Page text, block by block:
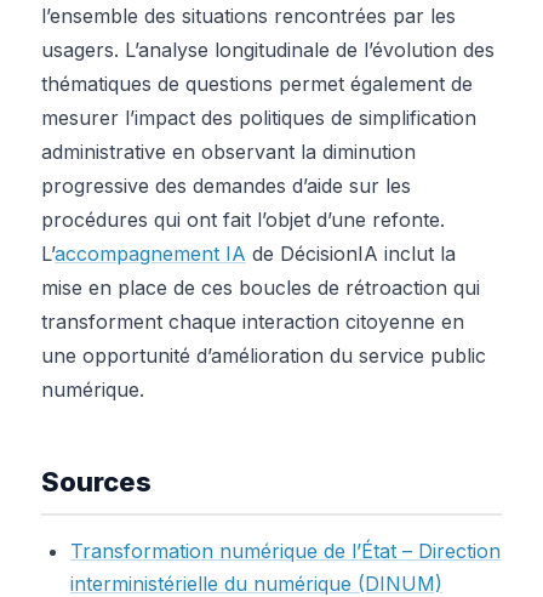
l’ensemble des situations rencontrées par les
usagers. L’analyse longitudinale de l’évolution des
thématiques de questions permet également de
mesurer l’impact des politiques de simplification
administrative en observant la diminution
progressive des demandes d’aide sur les
procédures qui ont fait l’objet d’une refonte.
L’accompagnement IA de DécisionIA inclut la
mise en place de ces boucles de rétroaction qui
transforment chaque interaction citoyenne en
une opportunité d’amélioration du service public
numérique.
Sources
Transformation numérique de l’État – Direction
interministérielle du numérique (DINUM)